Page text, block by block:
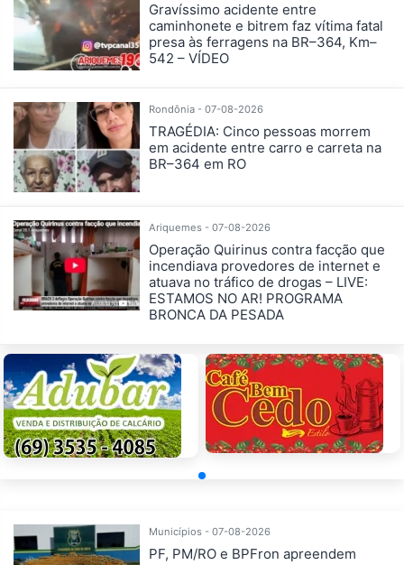
Gravíssimo acidente entre
caminhonete e bitrem faz vítima fatal
presa às ferragens na BR–364, Km–
542 – VÍDEO
Rondônia - 07-08-2026
TRAGÉDIA: Cinco pessoas morrem
em acidente entre carro e carreta na
BR–364 em RO
Ariquemes - 07-08-2026
Operação Quirinus contra facção que
incendiava provedores de internet e
atuava no tráfico de drogas – LIVE:
ESTAMOS NO AR! PROGRAMA
BRONCA DA PESADA
Municípios - 07-08-2026
PF, PM/RO e BPFron apreendem